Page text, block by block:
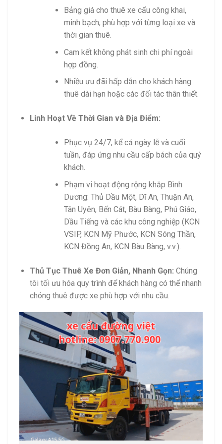
Bảng giá cho thuê xe cẩu công khai,
minh bạch, phù hợp với từng loại xe và
thời gian thuê.
Cam kết không phát sinh chi phí ngoài
hợp đồng.
Nhiều ưu đãi hấp dẫn cho khách hàng
thuê dài hạn hoặc các đối tác thân thiết.
Linh Hoạt Về Thời Gian và Địa Điểm:
Phục vụ 24/7, kể cả ngày lễ và cuối
tuần, đáp ứng nhu cầu cấp bách của quý
khách.
Phạm vi hoạt động rộng khắp Bình
Dương: Thủ Dầu Một, Dĩ An, Thuận An,
Tân Uyên, Bến Cát, Bàu Bàng, Phú Giáo,
Dầu Tiếng và các khu công nghiệp (KCN
VSIP, KCN Mỹ Phước, KCN Sóng Thần,
KCN Đồng An, KCN Bàu Bàng, v.v.).
Thủ Tục Thuê Xe Đơn Giản, Nhanh Gọn: Chúng
tôi tối ưu hóa quy trình để khách hàng có thể nhanh
chóng thuê được xe phù hợp với nhu cầu.